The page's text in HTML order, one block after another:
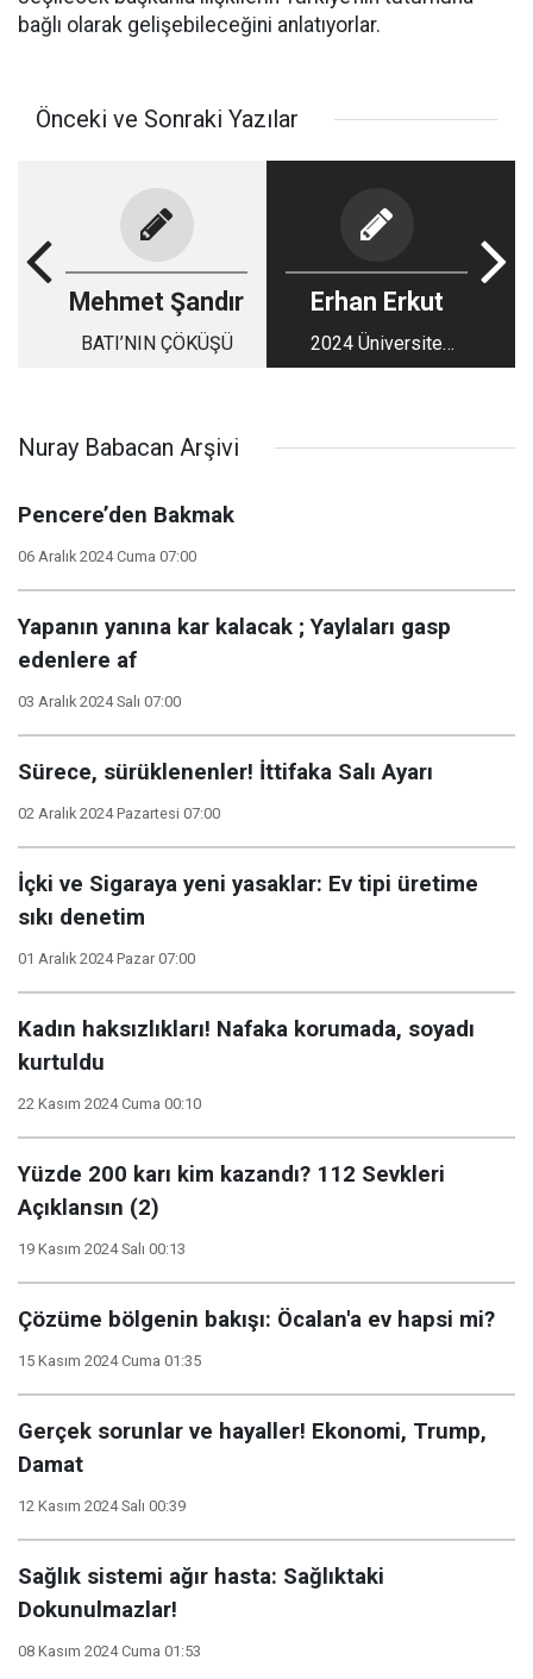
bağlı olarak gelişebileceğini anlatıyorlar.
Önceki ve Sonraki Yazılar
Mehmet Şandır
BATI’NIN ÇÖKÜŞÜ
Erhan Erkut
2024 Üniversite
Kontenjanları
Nuray Babacan Arşivi
Pencere’den Bakmak
06 Aralık 2024 Cuma 07:00
Yapanın yanına kar kalacak ; Yaylaları gasp
edenlere af
03 Aralık 2024 Salı 07:00
Sürece, sürüklenenler! İttifaka Salı Ayarı
02 Aralık 2024 Pazartesi 07:00
İçki ve Sigaraya yeni yasaklar: Ev tipi üretime
sıkı denetim
01 Aralık 2024 Pazar 07:00
Kadın haksızlıkları! Nafaka korumada, soyadı
kurtuldu
22 Kasım 2024 Cuma 00:10
Yüzde 200 karı kim kazandı? 112 Sevkleri
Açıklansın (2)
19 Kasım 2024 Salı 00:13
Çözüme bölgenin bakışı: Öcalan'a ev hapsi mi?
15 Kasım 2024 Cuma 01:35
Gerçek sorunlar ve hayaller! Ekonomi, Trump,
Damat
12 Kasım 2024 Salı 00:39
Sağlık sistemi ağır hasta: Sağlıktaki
Dokunulmazlar!
08 Kasım 2024 Cuma 01:53